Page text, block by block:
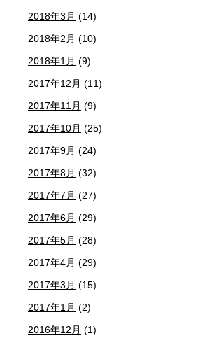
2018年3月 (14)
2018年2月 (10)
2018年1月 (9)
2017年12月 (11)
2017年11月 (9)
2017年10月 (25)
2017年9月 (24)
2017年8月 (32)
2017年7月 (27)
2017年6月 (29)
2017年5月 (28)
2017年4月 (29)
2017年3月 (15)
2017年1月 (2)
2016年12月 (1)